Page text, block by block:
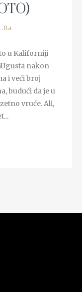
.Ba
u Kaliforniji
nakon
i veći broj
budući da je u
vruće. Ali,